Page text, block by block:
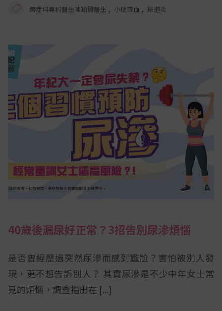
婦產科專科醫生陳穎賢醫生 , 小便帶血 , 尿道炎
40歲後漏尿好正常？3招告別尿滲煩惱
是否曾經歷過突然尿滲而感到尷尬？害怕被別人發
現，更不想告訴別人？ 其實尿滲是不少中年女士常
見的煩惱，調查指出在